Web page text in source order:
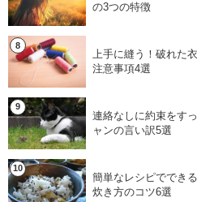
の3つの特徴
上手に縫う！破れた
注意事項4選
連絡なしに約束をす
ャンの言い訳5選
簡単なレシピででき
炊き方のコツ6選